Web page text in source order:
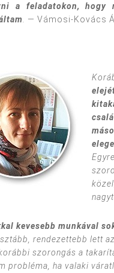
a feladatokon, hogy
— Vámosi-Kovács
kevesebb munkával
rendezettebb lett
szorongás a
probléma, ha valaki